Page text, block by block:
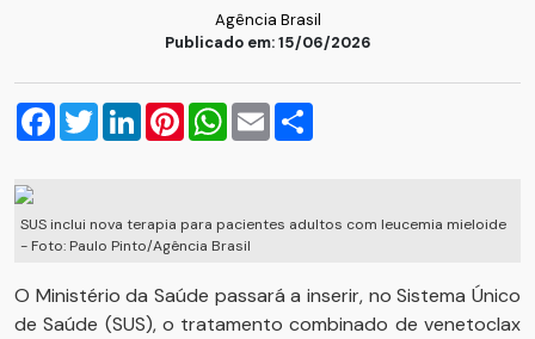
Agência Brasil
Publicado em: 15/06/2026
Facebook
TwitterLinkedInPinterestWhatsApp
Email
SUS inclui nova terapia para pacientes adultos com leucemia mieloide
- Foto: Paulo Pinto/Agência Brasil
O Ministério da Saúde passará a inserir, no Sistema Único
de Saúde (SUS), o tratamento combinado de venetoclax